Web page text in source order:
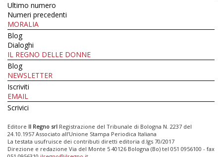
Ultimo numero
Numeri precedenti
MORALIA
Blog
Dialoghi
IL REGNO DELLE DONNE
Blog
NEWSLETTER
Iscriviti
EMAIL
Scrivici
Editore Il Regno srl Registrazione del Tribunale di Bologna N. 2237 del
24.10.1957 Associato all’Unione Stampa Periodica Italiana
La testata usufruisce dei contributi diretti editoria d.lgs 70/2017
Direzione e redazione Via del Monte 5 40126 Bologna (Bo) tel 051 0956100 - fax